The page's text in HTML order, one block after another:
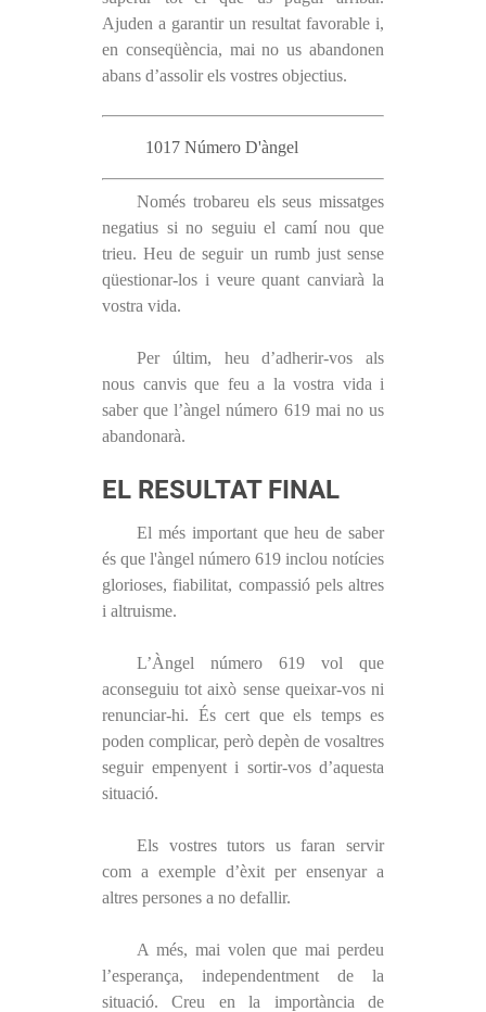
Ajuden a garantir un resultat favorable i,
en conseqüència, mai no us abandonen
abans d’assolir els vostres objectius.
1017 Número D'àngel
Només trobareu els seus missatges
negatius si no seguiu el camí nou que
trieu. Heu de seguir un rumb just sense
qüestionar-los i veure quant canviarà la
vostra vida.
Per últim, heu d’adherir-vos als
nous canvis que feu a la vostra vida i
saber que l’àngel número 619 mai no us
abandonarà.
EL RESULTAT FINAL
El més important que heu de saber
és que l'àngel número 619 inclou notícies
glorioses, fiabilitat, compassió pels altres
i altruisme.
L’Àngel número 619 vol que
aconseguiu tot això sense queixar-vos ni
renunciar-hi. És cert que els temps es
poden complicar, però depèn de vosaltres
seguir empenyent i sortir-vos d’aquesta
situació.
Els vostres tutors us faran servir
com a exemple d’èxit per ensenyar a
altres persones a no defallir.
A més, mai volen que mai perdeu
l’esperança, independentment de la
situació. Creu en la importància de